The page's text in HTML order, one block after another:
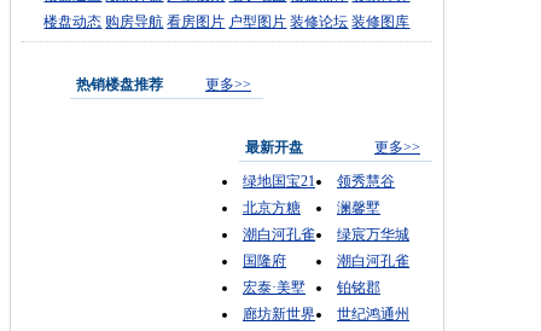
楼盘动态 购房导航 看房图片 户型图片 装修论坛 装修图库
热销楼盘推荐 更多>>
最新开盘
更多>>
绿地国宝21
领秀慧谷
北京方糖
澜馨墅
潮白河孔雀
绿宸万华城
国隆府
潮白河孔雀
宏泰·美墅
铂铭郡
廊坊新世界
世纪鸿通州